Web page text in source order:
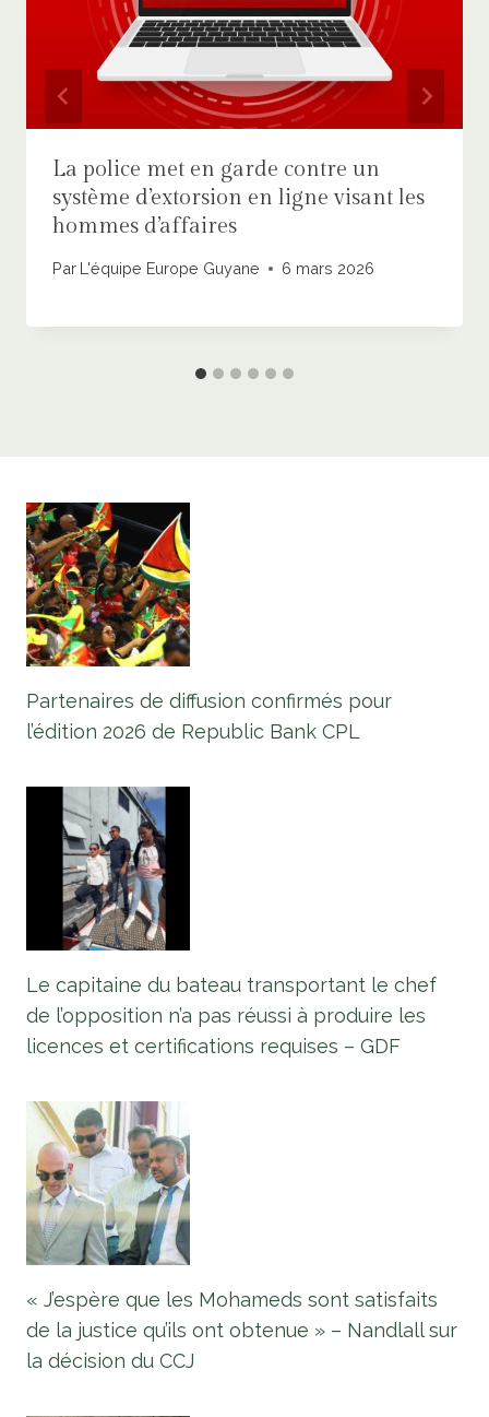
La police met en garde contre un
système d’extorsion en ligne visant les
hommes d’affaires
Par L'équipe Europe Guyane 6 mars 2026
Partenaires de diffusion confirmés pour
l’édition 2026 de Republic Bank CPL
Le capitaine du bateau transportant le chef
de l’opposition n’a pas réussi à produire les
licences et certifications requises – GDF
« J’espère que les Mohameds sont satisfaits
de la justice qu’ils ont obtenue » – Nandlall sur
la décision du CCJ